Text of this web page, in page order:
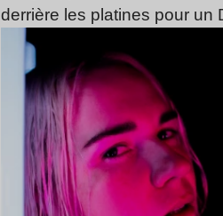
derrière les platines pour un